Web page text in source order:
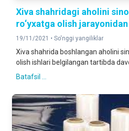
Xiva shahridagi aholini
ro‘yxatga olish
19/11/2021 • So'nggi yangiliklar
Xiva shahrida boshlangan aholini
olish ishlari belgilangan tartibda
Batafsil ...